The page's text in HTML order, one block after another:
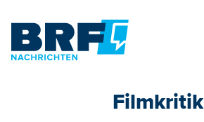
Filmkritik